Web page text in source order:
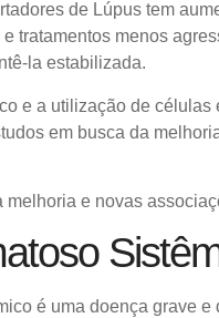
de Lúpus tem
tratamentos menos
la estabilizada.
e a utilização de
em busca da
melhoria e novas
é uma doença grave